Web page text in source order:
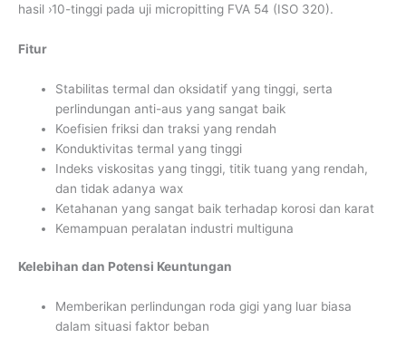
hasil ›10-tinggi pada uji micropitting FVA 54 (ISO 320).
Fitur
Stabilitas termal dan oksidatif yang tinggi, serta
perlindungan anti-aus yang sangat baik
Koefisien friksi dan traksi yang rendah
Konduktivitas termal yang tinggi
Indeks viskositas yang tinggi, titik tuang yang rendah,
dan tidak adanya wax
Ketahanan yang sangat baik terhadap korosi dan karat
Kemampuan peralatan industri multiguna
Kelebihan dan Potensi Keuntungan
Memberikan perlindungan roda gigi yang luar biasa
dalam situasi faktor beban